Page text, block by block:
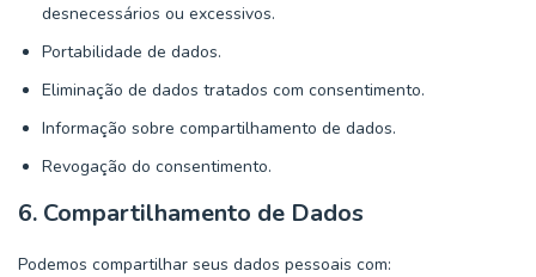
desnecessários ou excessivos.
Portabilidade de dados.
Eliminação de dados tratados com consentimento.
Informação sobre compartilhamento de dados.
Revogação do consentimento.
6. Compartilhamento de Dados
Podemos compartilhar seus dados pessoais com: